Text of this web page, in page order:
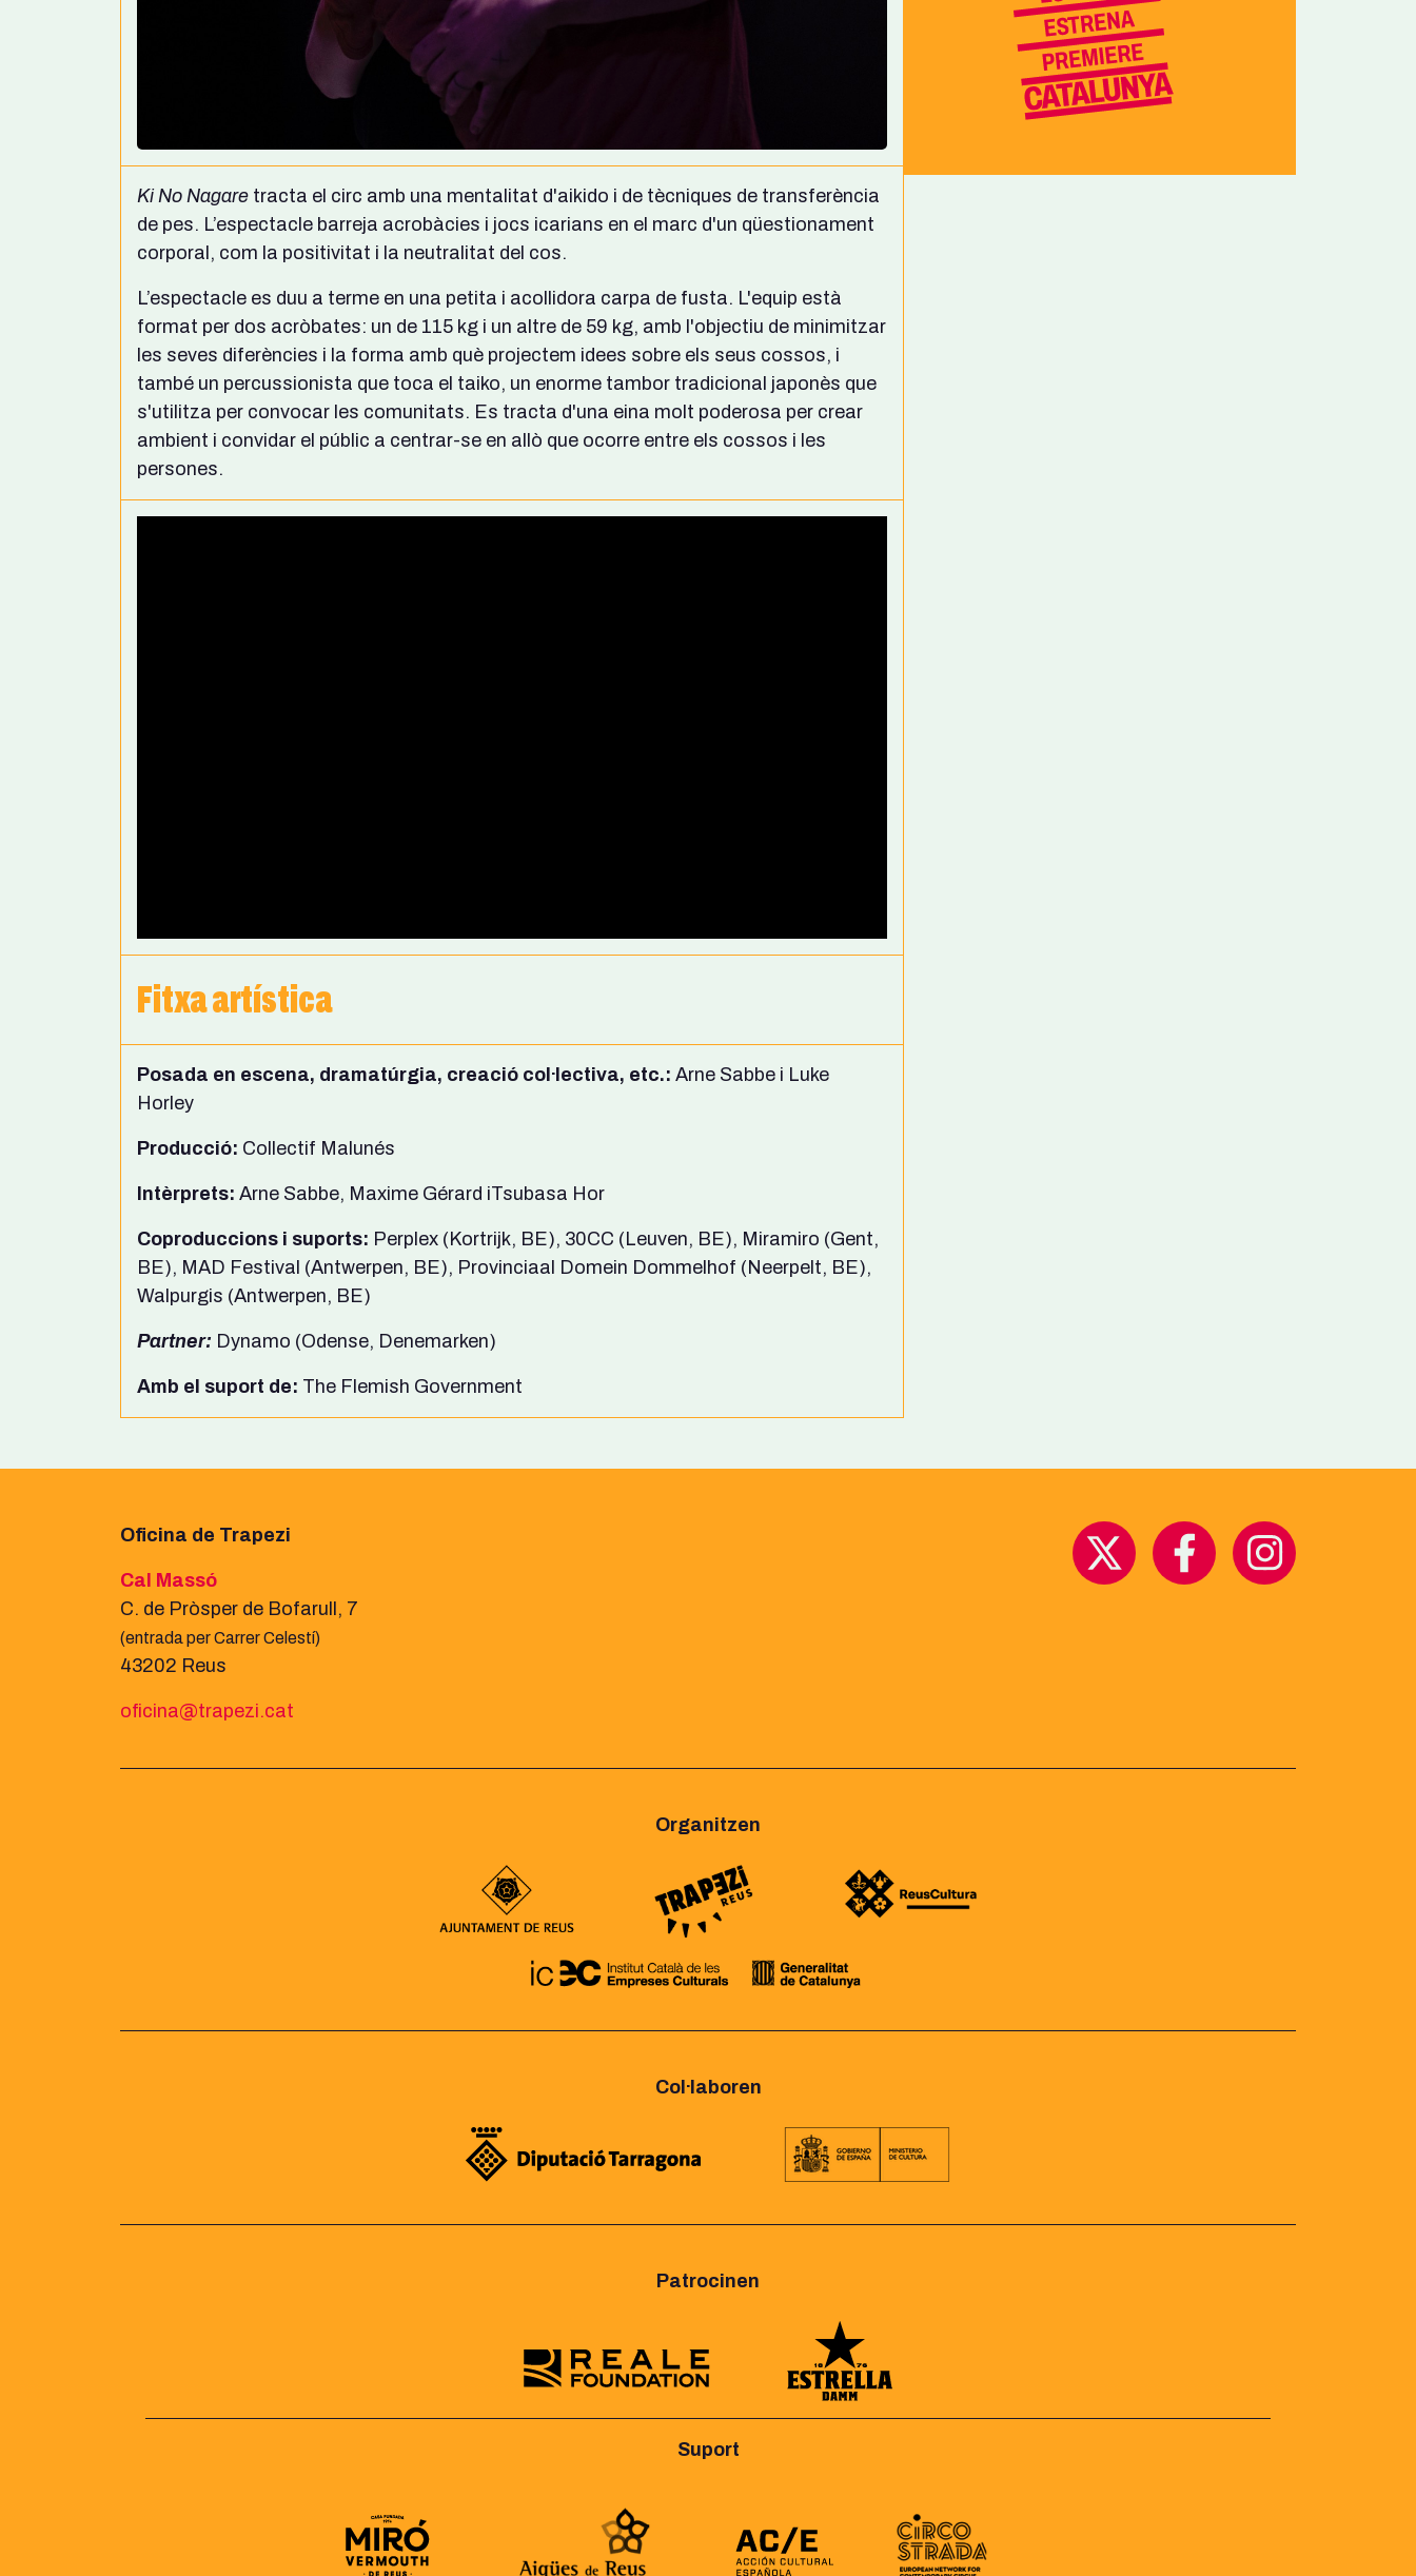
Ki No Nagare tracta el circ amb una mentalitat d'aikido i de tècniques de transferència
de pes. L’espectacle barreja acrobàcies i jocs icarians en el marc d'un qüestionament
corporal, com la positivitat i la neutralitat del cos.
L’espectacle es duu a terme en una petita i acollidora carpa de fusta. L'equip està
format per dos acròbates: un de 115 kg i un altre de 59 kg, amb l'objectiu de minimitzar
les seves diferències i la forma amb què projectem idees sobre els seus cossos, i
també un percussionista que toca el taiko, un enorme tambor tradicional japonès que
s'utilitza per convocar les comunitats. Es tracta d'una eina molt poderosa per crear
ambient i convidar el públic a centrar-se en allò que ocorre entre els cossos i les
persones.
Fitxa artística
Posada en escena, dramatúrgia, creació col·lectiva, etc.: Arne Sabbe i Luke
Horley
Producció: Collectif Malunés
Intèrprets: Arne Sabbe, Maxime Gérard iTsubasa Hor
Coproduccions i suports: Perplex (Kortrijk, BE), 30CC (Leuven, BE), Miramiro (Gent,
BE), MAD Festival (Antwerpen, BE), Provinciaal Domein Dommelhof (Neerpelt, BE),
Walpurgis (Antwerpen, BE)
Partner: Dynamo (Odense, Denemarken)
Amb el suport de: The Flemish Government
Oficina de Trapezi
Cal Massó
C. de Pròsper de Bofarull, 7
(entrada per Carrer Celestí)
43202 Reus
oficina@trapezi.cat
Organitzen
Col·laboren
Patrocinen
Suport